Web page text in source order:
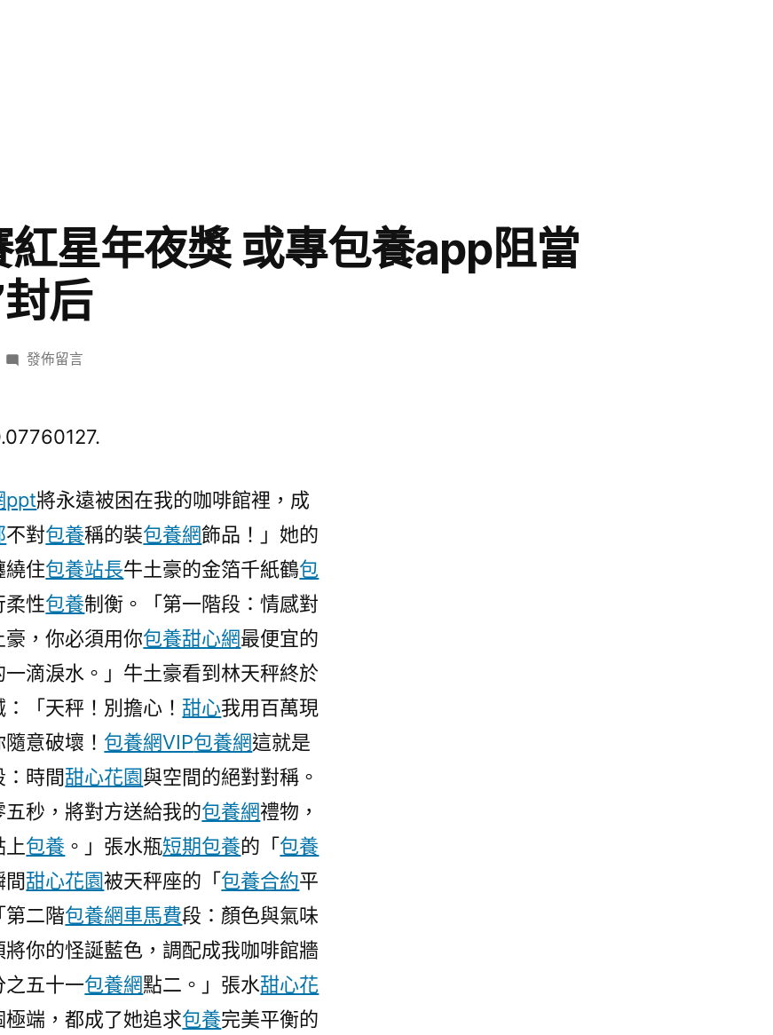
星年夜獎 或專包養app阻當
后
在
宣
賽
紅
星
年
夜
獎
專
養
app
阻
當
演
員
“破
封
后〉
發佈留言
ppt將永遠被困在我的咖啡館裡，成
不對包養稱的裝包養網飾品！」她的
繞住包養站長牛土豪的金箔千紙鶴包
柔性包養制衡。「第一階段：情感對
，你必須用你包養甜心網最便宜的
滴淚水。」牛土豪看到林天秤終於
：「天秤！別擔心！甜心我用百萬現
意破壞！ 包養網VIP包養網這就是
：時間甜心花園與空間的絕對對稱。
秒，將對方送給我的包養網禮物，
上包養 。」張水瓶短期包養的「包養
間甜心花園被天秤座的「包養合約平
第二階包養網車馬費段：顏色與氣味
你的怪誕藍色，調配成我咖啡館牆
之五十一包養網點二。」張水甜心花
端，都成了她追求包養完美平衡的